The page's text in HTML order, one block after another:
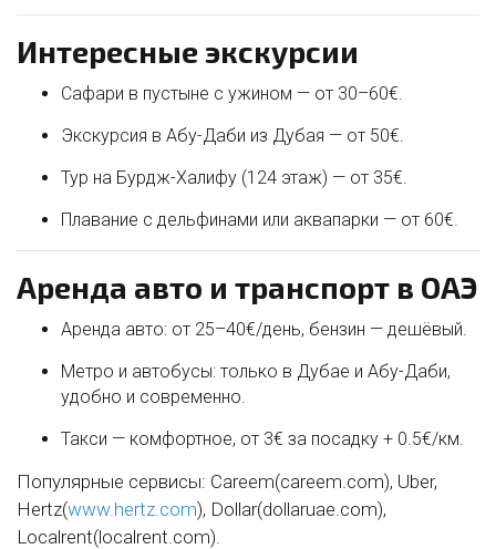
Интересные экскурсии
Сафари в пустыне с ужином — от 30–60€.
Экскурсия в Абу-Даби из Дубая — от 50€.
Тур на Бурдж-Халифу (124 этаж) — от 35€.
Плавание с дельфинами или аквапарки — от 60€.
Аренда авто и транспорт в ОАЭ
Аренда авто: от 25–40€/день, бензин — дешёвый.
Метро и автобусы: только в Дубае и Абу-Даби,
удобно и современно.
Такси — комфортное, от 3€ за посадку + 0.5€/км.
Популярные сервисы: Careem(careem.com), Uber,
Hertz(www.hertz.com), Dollar(dollaruae.com),
Localrent(localrent.com).